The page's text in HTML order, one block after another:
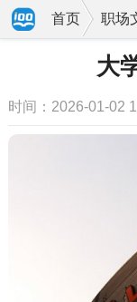
首页 职场
大
时间：2026-01-02